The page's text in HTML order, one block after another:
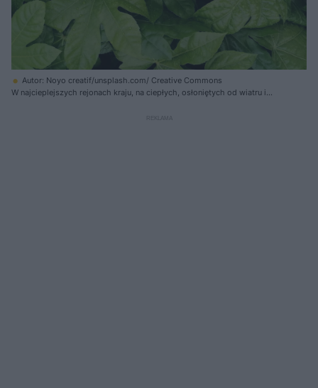
Autor: Noyo creatif/unsplash.com/ Creative Commons
W najcieplejszych rejonach kraju, na ciepłych, osłoniętych od wiatru i